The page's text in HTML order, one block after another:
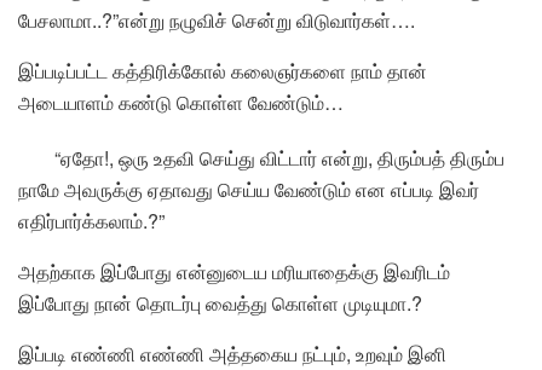
பேசலாமா..?”என்று நழுவிச் சென்று விடுவார்கள்….
இப்படிப்பட்ட கத்திரிக்கோல் கலைஞர்களை நாம் தான்
அடையாளம் கண்டு கொள்ள வேண்டும்…
“ஏதோ!, ஒரு உதவி செய்து விட்டார் என்று, திரும்பத் திரும்ப
நாமே அவருக்கு ஏதாவது செய்ய வேண்டும் என எப்படி இவர்
எதிர்பார்க்கலாம்.?”
அதற்காக இப்போது என்னுடைய மரியாதைக்கு இவரிடம்
இப்போது நான் தொடர்பு வைத்து கொள்ள முடியுமா.?
இப்படி எண்ணி எண்ணி அத்தகைய நட்பும், உறவும் இனி